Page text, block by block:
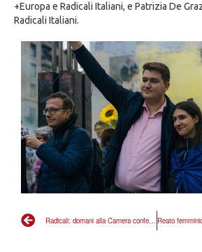
+Europa e Radicali Italiani, e Patrizia De
Radicali Italiani.